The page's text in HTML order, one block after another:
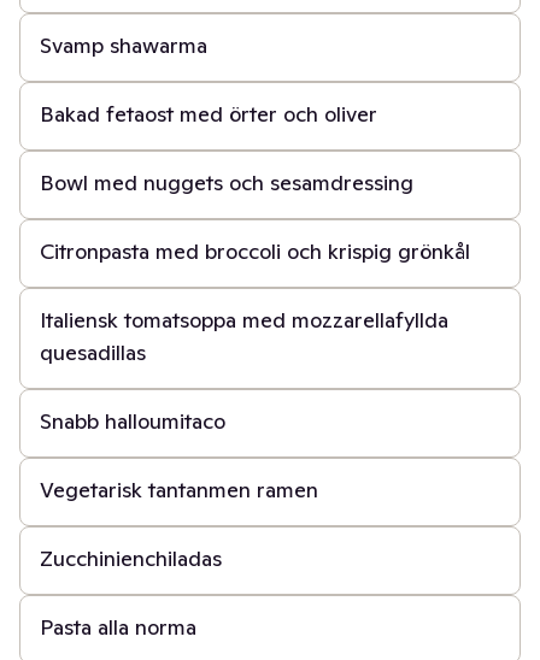
Svamp shawarma
20 min
Bakad fetaost med örter och oliver
20 min
Bowl med nuggets och sesamdressing
20 min
Citronpasta med broccoli och krispig grönkål
30 min
Italiensk tomatsoppa med mozzarellafyllda
quesadillas
30 min
Snabb halloumitaco
30 min
Vegetarisk tantanmen ramen
45 min
Zucchinienchiladas
40 min
Pasta alla norma
30 min